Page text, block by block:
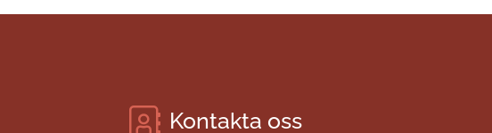
Kontakta oss